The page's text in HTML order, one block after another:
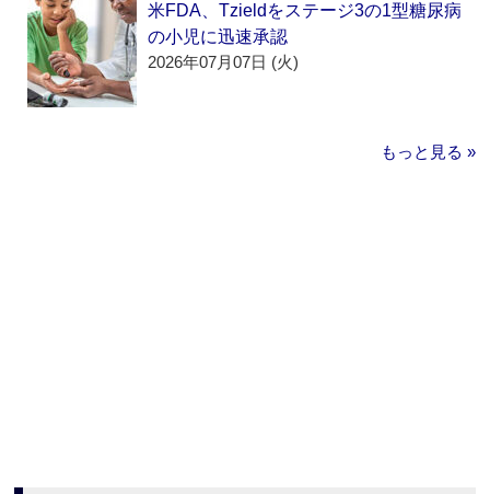
米FDA、Tzieldをステージ3の1型糖尿病
の小児に迅速承認
2026年07月07日 (火)
もっと見る »